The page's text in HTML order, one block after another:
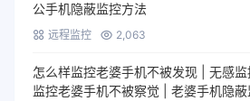
公手机隐蔽监控方法
远程监控 2,063
怎么样监控老婆手机不被发现 | 无感
监控老婆手机不被察觉 | 老婆手机隐